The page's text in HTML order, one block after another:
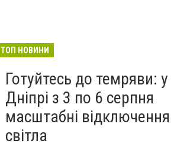
ТОП НОВИНИ
Готуйтесь до темряви: у
Дніпрі з 3 по 6 серпня
масштабні відключення
світла